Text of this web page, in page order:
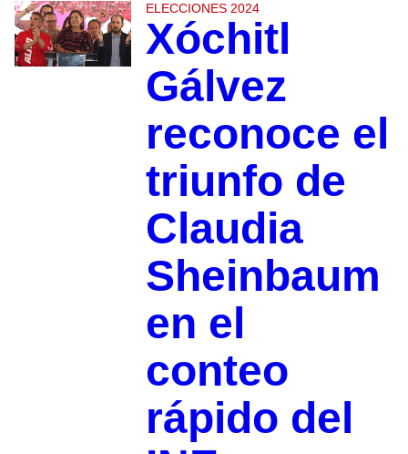
ELECCIONES 2024
Xóchitl
Gálvez
reconoce el
triunfo de
Claudia
Sheinbaum
en el
conteo
rápido del